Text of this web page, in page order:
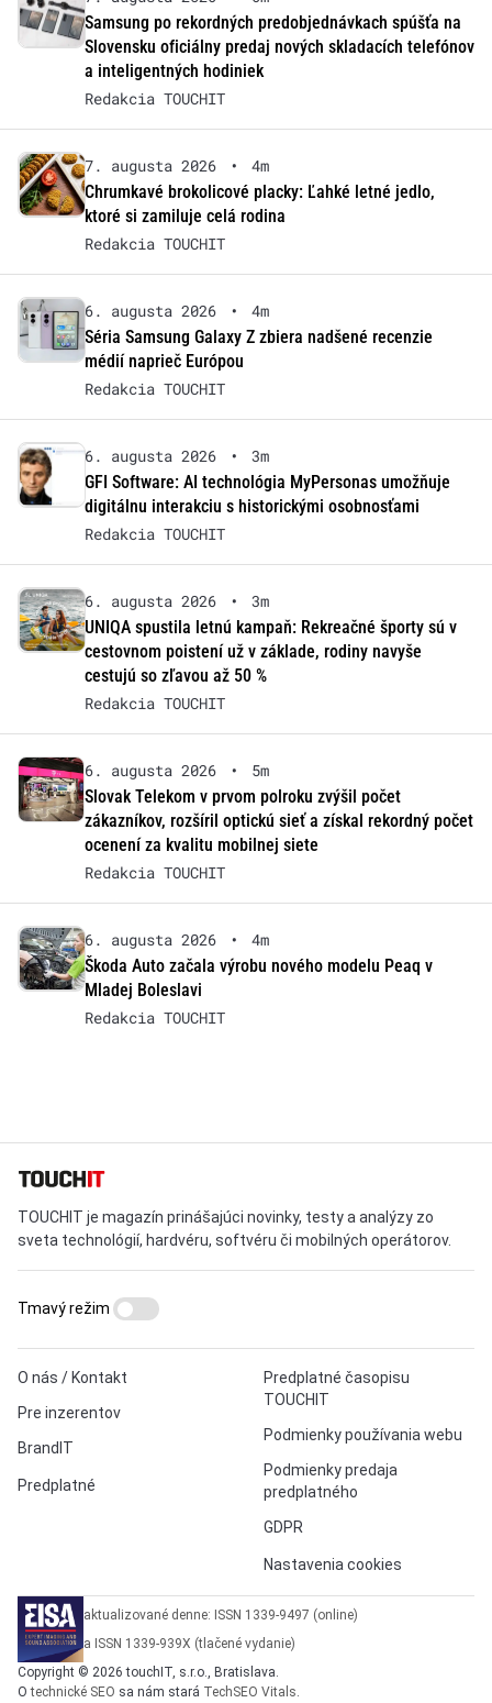
Samsung po rekordných predobjednávkach spúšťa na
Slovensku oficiálny predaj nových skladacích telefónov
a inteligentných hodiniek
Redakcia TOUCHIT
7. augusta 2026 •
4m
Chrumkavé brokolicové placky: Ľahké letné jedlo,
ktoré si zamiluje celá rodina
Redakcia TOUCHIT
6. augusta 2026 •
4m
Séria Samsung Galaxy Z zbiera nadšené recenzie
médií naprieč Európou
Redakcia TOUCHIT
6. augusta 2026 •
3m
GFI Software: AI technológia MyPersonas umožňuje
digitálnu interakciu s historickými osobnosťami
Redakcia TOUCHIT
6. augusta 2026 •
3m
UNIQA spustila letnú kampaň: Rekreačné športy sú v
cestovnom poistení už v základe, rodiny navyše
cestujú so zľavou až 50 %
Redakcia TOUCHIT
6. augusta 2026 •
5m
Slovak Telekom v prvom polroku zvýšil počet
zákazníkov, rozšíril optickú sieť a získal rekordný počet
ocenení za kvalitu mobilnej siete
Redakcia TOUCHIT
6. augusta 2026 •
4m
Škoda Auto začala výrobu nového modelu Peaq v
Mladej Boleslavi
Redakcia TOUCHIT
TOUCHIT je magazín prinášajúci novinky, testy a analýzy zo
sveta technológií, hardvéru, softvéru či mobilných operátorov.
O nás / Kontakt
Pre inzerentov
BrandIT
Predplatné
Predplatné časopisu
TOUCHIT
Podmienky používania webu
Podmienky predaja
predplatného
GDPR
Nastavenia cookies
Tmavý režim
aktualizované denne: ISSN 1339-9497 (online)
a ISSN 1339-939X (tlačené vydanie)
Copyright © 2026 touchIT, s.r.o., Bratislava.
Otechnické SEO sa nám stará TechSEO Vitals.